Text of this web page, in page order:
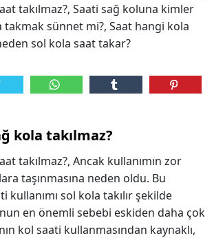
takılmaz?, Saati sağ koluna kimler
takmak sünnet mi?, Saat hangi kola
sol kola saat takar?
kola takılmaz?
takılmaz?, Ancak kullanımın zor
taşınmasına neden oldu. Bu
kullanımı sol kola takılır şekilde
en önemli sebebi eskiden daha çok
kol saati kullanmasından kaynaklı,